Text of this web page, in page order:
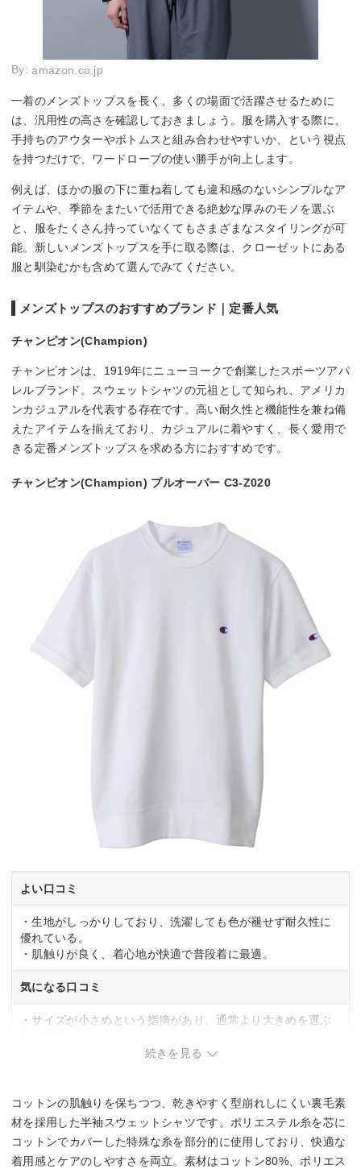
By:amazon.co.jp
一着のメンズトップスを長く、多くの場面で活躍させるために
は、汎用性の高さを確認しておきましょう。服を購入する際に、
手持ちのアウターやボトムスと組み合わせやすいか、という視点
を持つだけで、ワードローブの使い勝手が向上します。
例えば、ほかの服の下に重ね着しても違和感のないシンプルなア
イテムや、季節をまたいで活用できる絶妙な厚みのモノを選ぶ
と、服をたくさん持っていなくてもさまざまなスタイリングが可
能。新しいメンズトップスを手に取る際は、クローゼットにある
服と馴染むかも含めて選んでみてください。
メンズトップスのおすすめブランド｜定番人気
チャンピオン(Champion)
チャンピオンは、1919年にニューヨークで創業したスポーツアパ
レルブランド。スウェットシャツの元祖として知られ、アメリカ
ンカジュアルを代表する存在です。高い耐久性と機能性を兼ね備
えたアイテムを揃えており、カジュアルに着やすく、長く愛用で
きる定番メンズトップスを求める方におすすめです。
チャンピオン(Champion) プルオーバー C3-Z020
よい口コミ
・生地がしっかりしており、洗濯しても色が褪せず耐久性に
優れている。
・肌触りが良く、着心地が快適で普段着に最適。
気になる口コミ
・サイズが小さめという指摘があり、通常より大きめを選ぶ
続きを見る
コットンの肌触りを保ちつつ、乾きやすく型崩れしにくい裏毛素
材を採用した半袖スウェットシャツです。ポリエステル糸を芯に
コットンでカバーした特殊な糸を部分的に使用しており、快適な
着用感とケアのしやすさを両立。素材はコットン80%、ポリエス